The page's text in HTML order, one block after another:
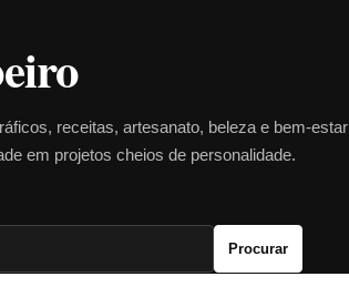
receitas, artesanato, beleza e bem-estar
em projetos cheios de personalidade.
Procurar